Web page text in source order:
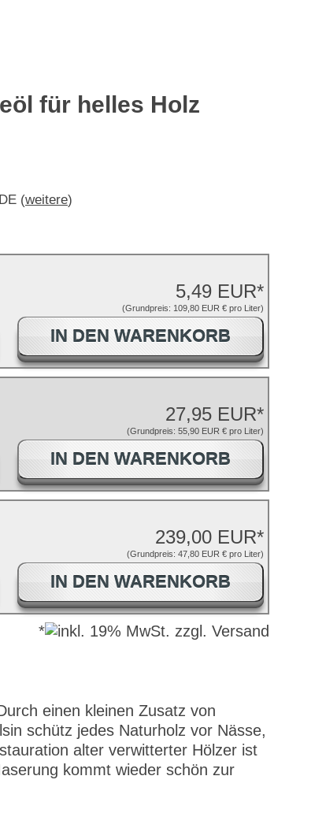
für helles Holz
(weitere)
5,49 EUR*
(Grundpreis: 109,80 EUR € pro Liter)
IN DEN WARENKORB
27,95 EUR*
(Grundpreis: 55,90 EUR € pro Liter)
IN DEN WARENKORB
239,00 EUR*
(Grundpreis: 47,80 EUR € pro Liter)
IN DEN WARENKORB
*
einen kleinen Zusatz von
schütz jedes Naturholz vor Nässe,
alter verwitterter Hölzer ist
kommt wieder schön zur